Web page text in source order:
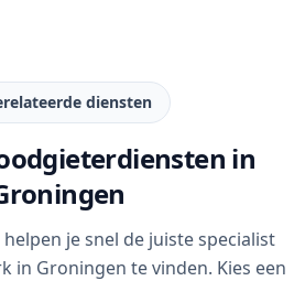
diensten
in
je snel de juiste specialist
in Groningen te vinden. Kies een